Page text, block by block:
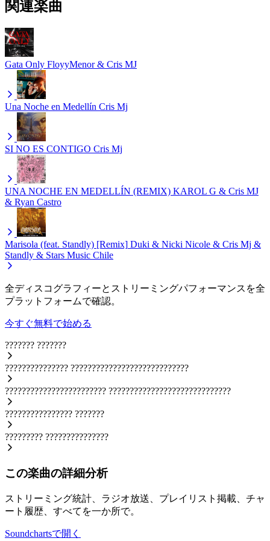
関連楽曲
Gata Only FloyyMenor & Cris MJ
Una Noche en Medellín Cris Mj
SI NO ES CONTIGO Cris Mj
UNA NOCHE EN MEDELLÍN (REMIX) KAROL G & Cris MJ
& Ryan Castro
Marisola (feat. Standly) [Remix] Duki & Nicki Nicole & Cris Mj &
Standly & Stars Music Chile
全ディスコグラフィーとストリーミングパフォーマンスを全
プラットフォームで確認。
今すぐ無料で始める
??????? ???????
??????????????? ????????????????????????????
???????????????????????? ?????????????????????????????
???????????????? ???????
????????? ???????????????
この楽曲の詳細分析
ストリーミング統計、ラジオ放送、プレイリスト掲載、チャ
ート履歴、すべてを一か所で。
Soundchartsで開く